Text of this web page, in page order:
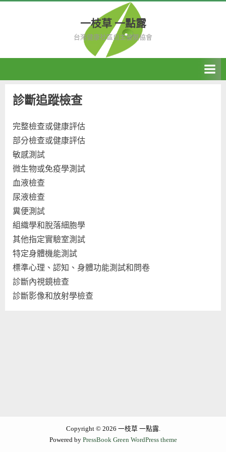
一枝草 一點露
台灣健康社區自主發展協會
診斷追蹤檢查
完整檢查或健康評估
部分檢查或健康評估
敏感測試
微生物或免疫學測試
血液檢查
尿液檢查
糞便測試
組織學和脫落細胞學
其他指定實驗室測試
特定身體機能測試
標準心理、認知、身體功能測試和問卷
診斷內視鏡檢查
診斷影像和放射學檢查
Copyright © 2026 一枝草 一點露.
Powered by PressBook Green WordPress theme